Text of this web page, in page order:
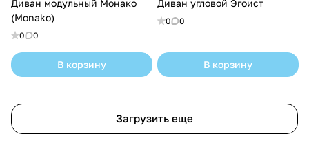
Диван модульный Монако
(Monako)
0 0
В корзину
Диван угловой Эгоист
0 0
В корзину
Загрузить еще